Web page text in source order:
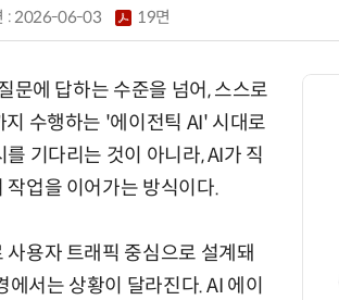
:2026-06-03 19면
문에 답하는 수준을 넘어, 스스로
수행하는 '에이전틱 AI' 시대로
기다리는 것이 아니라, AI가 직
업을 이어가는 방식이다.
용자 트래픽 중심으로 설계돼
서는 상황이 달라진다. AI 에이